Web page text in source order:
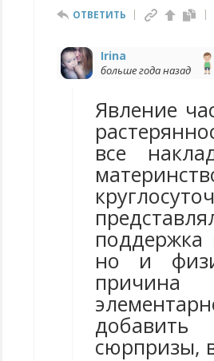
ОТВЕТИТЬ
Irina
больше года назад
Явление
все
но и
сюрпризы,